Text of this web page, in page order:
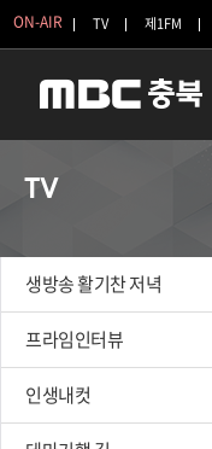
ON-AIR TV 제1FM
TV
생방송 활기찬 저녁
프라임인터뷰
인생내컷